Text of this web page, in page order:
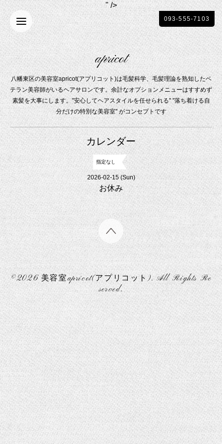
" />
apricot
八幡東区の美容室apricot(アプリコット)は毛髪科学、毛髪理論を熟知したベ
テラン美容師がいるヘアサロンです。余計なオプションメニューはすすめず
素髪を大事にします。"安心してヘアスタイルを任せられる'' ''落ち着ける自
分だけの特別な美容室'' がコンセプトです
093-555-7103
カレンダー
指定なし
2026-02-15 (Sun)
お休み
©2026美容室apricot(アプリコット). All Rights Re
served.